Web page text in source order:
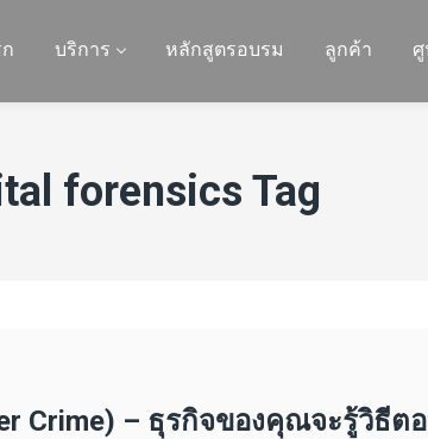
บริการ หลักสูตรอบรม ลูกค้า
forensics Tag
Crime) – ธุรกิจของคุณจะรู้วิธีต